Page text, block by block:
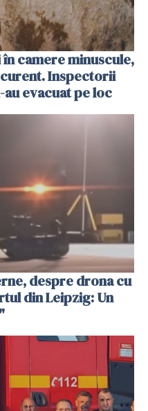
camere minuscule,
Inspectorii
evacuat pe loc
despre drona cu
din Leipzig: Un